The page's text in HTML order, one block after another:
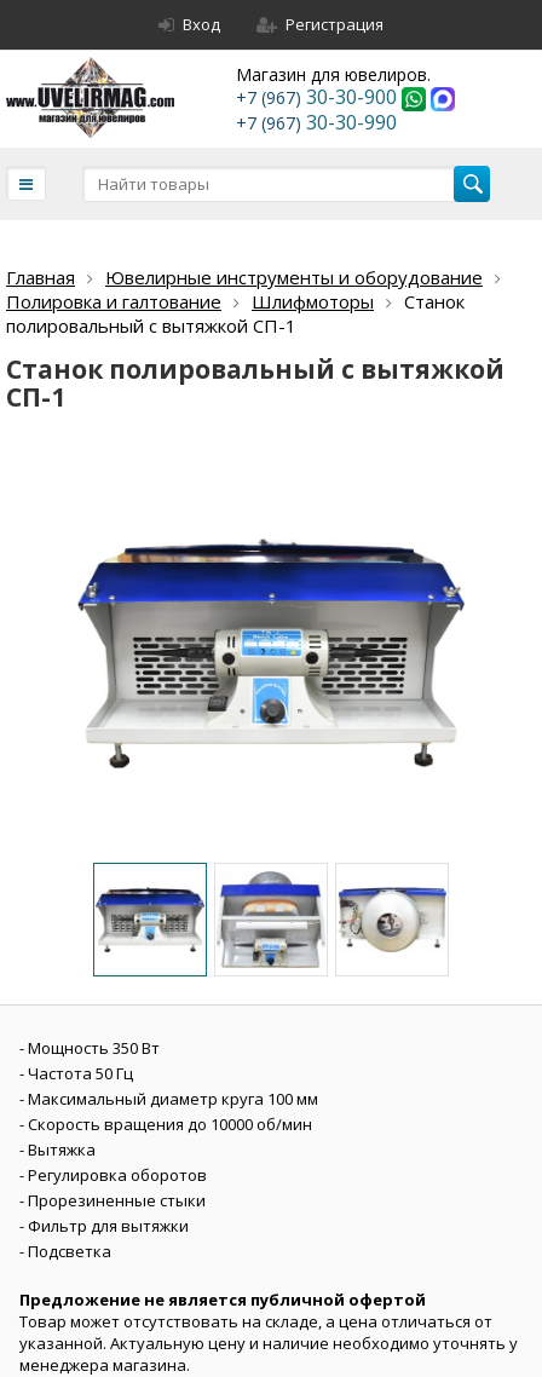
Вход Регистрация
Магазин для ювелиров.
+7 (967) 30-30-900
+7 (967) 30-30-990
Главная
Ювелирные инструменты и оборудование
Полировка и галтование
Шлифмоторы
Станок
полировальный с вытяжкой СП-1
Станок полировальный с вытяжкой
СП-1
- Мощность 350 Вт
- Частота 50 Гц
- Максимальный диаметр круга 100 мм
- Скорость вращения до 10000 об/мин
- Вытяжка
- Регулировка оборотов
- Прорезиненные стыки
- Фильтр для вытяжки
- Подсветка
Предложение не является публичной офертой
Товар может отсутствовать на складе, а цена отличаться от
указанной. Актуальную цену и наличие необходимо уточнять у
менеджера магазина.